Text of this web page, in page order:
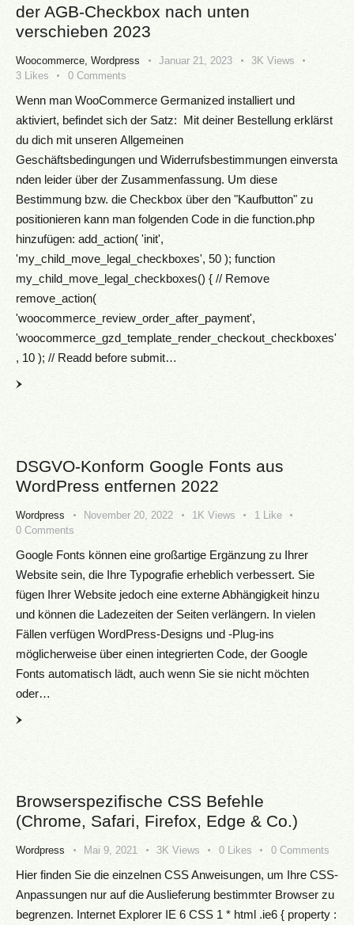
der AGB-Checkbox nach unten
verschieben 2023
Woocommerce Wordpress Januar 21, 2023 3K Views
3
Likes 0 Comments
Wenn man WooCommerce Germanized installiert und
aktiviert, befindet sich der Satz: Mit deiner Bestellung erklärst
du dich mit unseren Allgemeinen
Geschäftsbedingungen und Widerrufsbestimmungen einversta
nden leider über der Zusammenfassung. Um diese
Bestimmung bzw. die Checkbox über den "Kaufbutton" zu
positionieren kann man folgenden Code in die function.php
hinzufügen: add_action( 'init',
'my_child_move_legal_checkboxes', 50 ); function
my_child_move_legal_checkboxes() { // Remove
remove_action(
'woocommerce_review_order_after_payment',
'woocommerce_gzd_template_render_checkout_checkboxes'
, 10 ); // Readd before submit…
DSGVO-Konform Google Fonts aus
WordPress entfernen 2022
Wordpress November 20, 2022 1K Views 1 Like
0 Comments
Google Fonts können eine großartige Ergänzung zu Ihrer
Website sein, die Ihre Typografie erheblich verbessert. Sie
fügen Ihrer Website jedoch eine externe Abhängigkeit hinzu
und können die Ladezeiten der Seiten verlängern. In vielen
Fällen verfügen WordPress-Designs und -Plug-ins
möglicherweise über einen integrierten Code, der Google
Fonts automatisch lädt, auch wenn Sie sie nicht möchten
oder…
Browserspezifische CSS Befehle
(Chrome, Safari, Firefox, Edge & Co.)
Wordpress Mai 9, 2021 3K Views 0 Likes 0 Comments
Hier finden Sie die einzelnen CSS Anweisungen, um Ihre CSS-
Anpassungen nur auf die Auslieferung bestimmter Browser zu
begrenzen. Internet Explorer IE 6 CSS 1 * html .ie6 { property :